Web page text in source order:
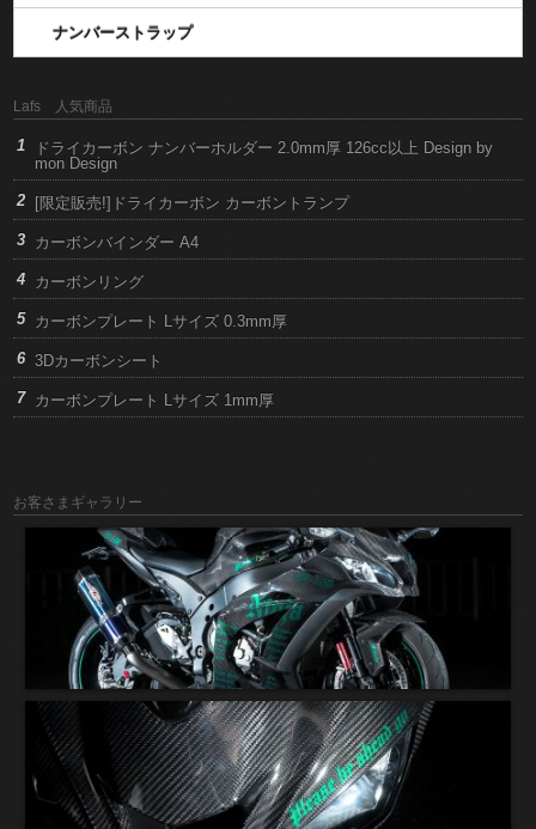
ナンバーストラップ
Lafs 人気商品
ドライカーボン ナンバーホルダー 2.0mm厚 126cc以上 Design by
mon Design
[限定販売!]ドライカーボン カーボントランプ
カーボンバインダー A4
カーボンリング
カーボンプレート Lサイズ 0.3mm厚
3Dカーボンシート
カーボンプレート Lサイズ 1mm厚
お客さまギャラリー